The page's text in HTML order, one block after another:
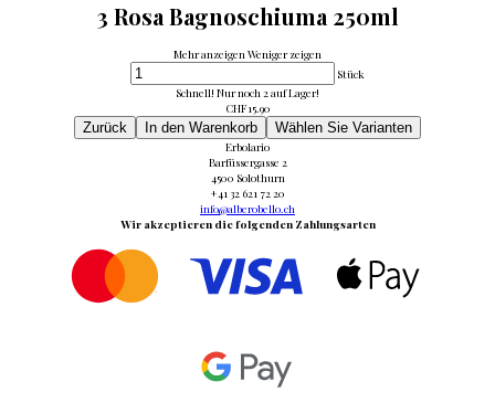
3 Rosa Bagnoschiuma 250ml
Mehr anzeigen Weniger zeigen
Stück
Schnell! Nur noch 2 auf Lager!
CHF15.90
Zurück In den Warenkorb Wählen Sie Varianten
Erbolario
Barfüssergasse 2
4500 Solothurn
+41 32 621 72 20
info@alberobello.ch
Wir akzeptieren die folgenden Zahlungsarten